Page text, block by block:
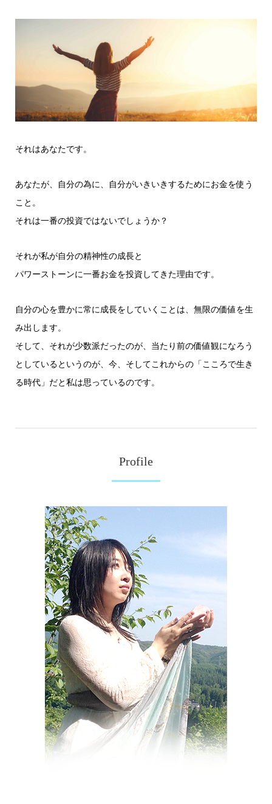
それはあなたです。
あなたが、自分の為に、自分がいきいきするためにお金を使う
こと。
それは一番の投資ではないでしょうか？
それが私が自分の精神性の成長と
パワーストーンに一番お金を投資してきた理由です。
自分の心を豊かに常に成長をしていくことは、無限の価値を生
み出します。
そして、それが少数派だったのが、当たり前の価値観になろう
としているというのが、今、そしてこれからの「こころで生き
る時代」だと私は思っているのです。
Profile